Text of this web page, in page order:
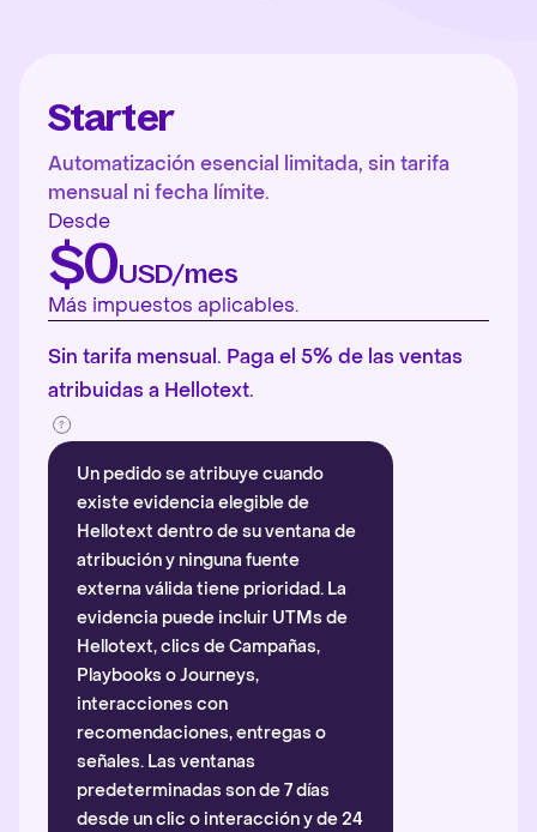
Starter
Automatización esencial limitada, sin tarifa
mensual ni fecha límite.
Desde
$0USD/mes
Más impuestos aplicables.
Sin tarifa mensual. Paga el 5% de las ventas
atribuidas a Hellotext.
Un pedido se atribuye cuando
existe evidencia elegible de
Hellotext dentro de su ventana de
atribución y ninguna fuente
externa válida tiene prioridad. La
evidencia puede incluir UTMs de
Hellotext, clics de Campañas,
Playbooks o Journeys,
interacciones con
recomendaciones, entregas o
señales. Las ventanas
predeterminadas son de 7 días
desde un clic o interacción y de 24